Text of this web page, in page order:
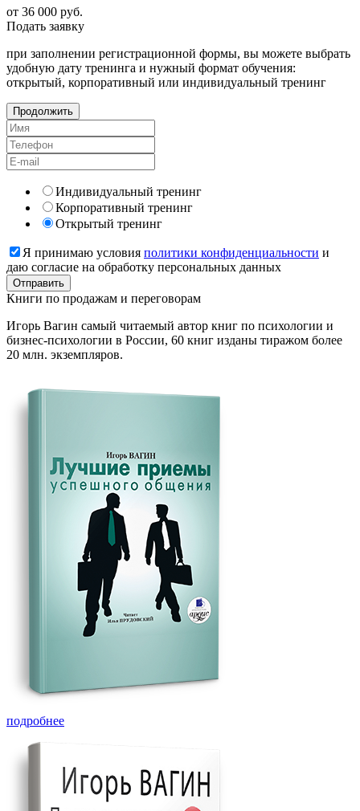
от 36 000 руб.
Подать заявку
при заполнении регистрационной формы, вы можете выбрать
удобную дату тренинга и нужный формат обучения:
открытый, корпоративный или индивидуальный тренинг
Продолжить
Индивидуальный тренинг
Корпоративный тренинг
Открытый тренинг
Я принимаю условия политики конфиденциальности и
даю согласие на обработку персональных данных
Книги по продажам и переговорам
Игорь Вагин самый читаемый автор книг по психологии и
бизнес-психологии в России, 60 книг изданы тиражом более
20 млн. экземпляров.
подробнее